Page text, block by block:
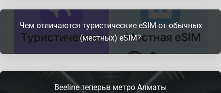
Чем отличаются туристические eSIM от обычных
(местных) eSIM?
Beeline теперьв метро Алматы